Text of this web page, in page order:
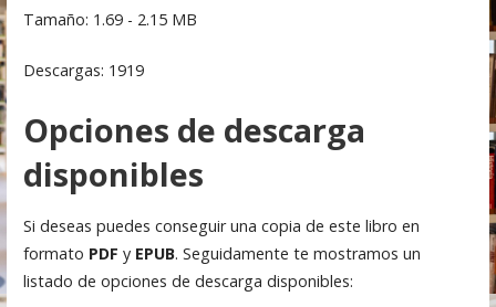
Tamaño: 1.69 - 2.15 MB
Descargas: 1919
Opciones de descarga
disponibles
Si deseas puedes conseguir una copia de este libro en
formato PDF y EPUB. Seguidamente te mostramos un
listado de opciones de descarga disponibles: